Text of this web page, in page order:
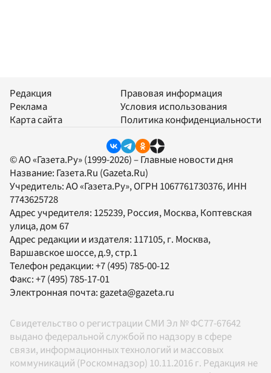
Редакция
Реклама
Карта сайта
Правовая информация
Условия использования
Политика конфиденциальности
© АО «Газета.Ру» (1999-2026) – Главные новости дня
Название: Газета.Ru (Gazeta.Ru)
Учредитель:АО «Газета.Ру», ОГРН 1067761730376, ИНН
7743625728
Адрес учредителя: 125239, Россия, Москва, Коптевская
улица, дом 67
Адрес редакции и издателя: 117105, г. Москва,
Варшавское шоссе, д.9, стр.1
Телефон редакции:+7 (495) 785-00-12
Факс:+7 (495) 785-17-01
Электронная почта: gazeta@gazeta.ru
Свидетельство о регистрации СМИ Эл № ФС77-67642
выдано федеральной службой по надзору в сфере
связи, информационных технологий и массовых
коммуникаций (Роскомнадзор) 10.11.2016 г. Редакция не